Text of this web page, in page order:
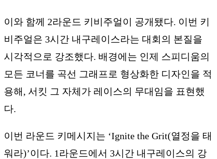
이와 함께 2라운드 키비주얼이 공개됐다. 이번 키
비주얼은 3시간 내구레이스라는 대회의 본질을
시각적으로 강조했다. 배경에는 인제 스피디움의
모든 코너를 곡선 그래프로 형상화한 디자인을 적
용해, 서킷 그 자체가 레이스의 무대임을 표현했
다.
이번 라운드 키메시지는 ‘Ignite the Grit(열정을 태
워라)’이다. 1라운드에서 3시간 내구레이스의 강